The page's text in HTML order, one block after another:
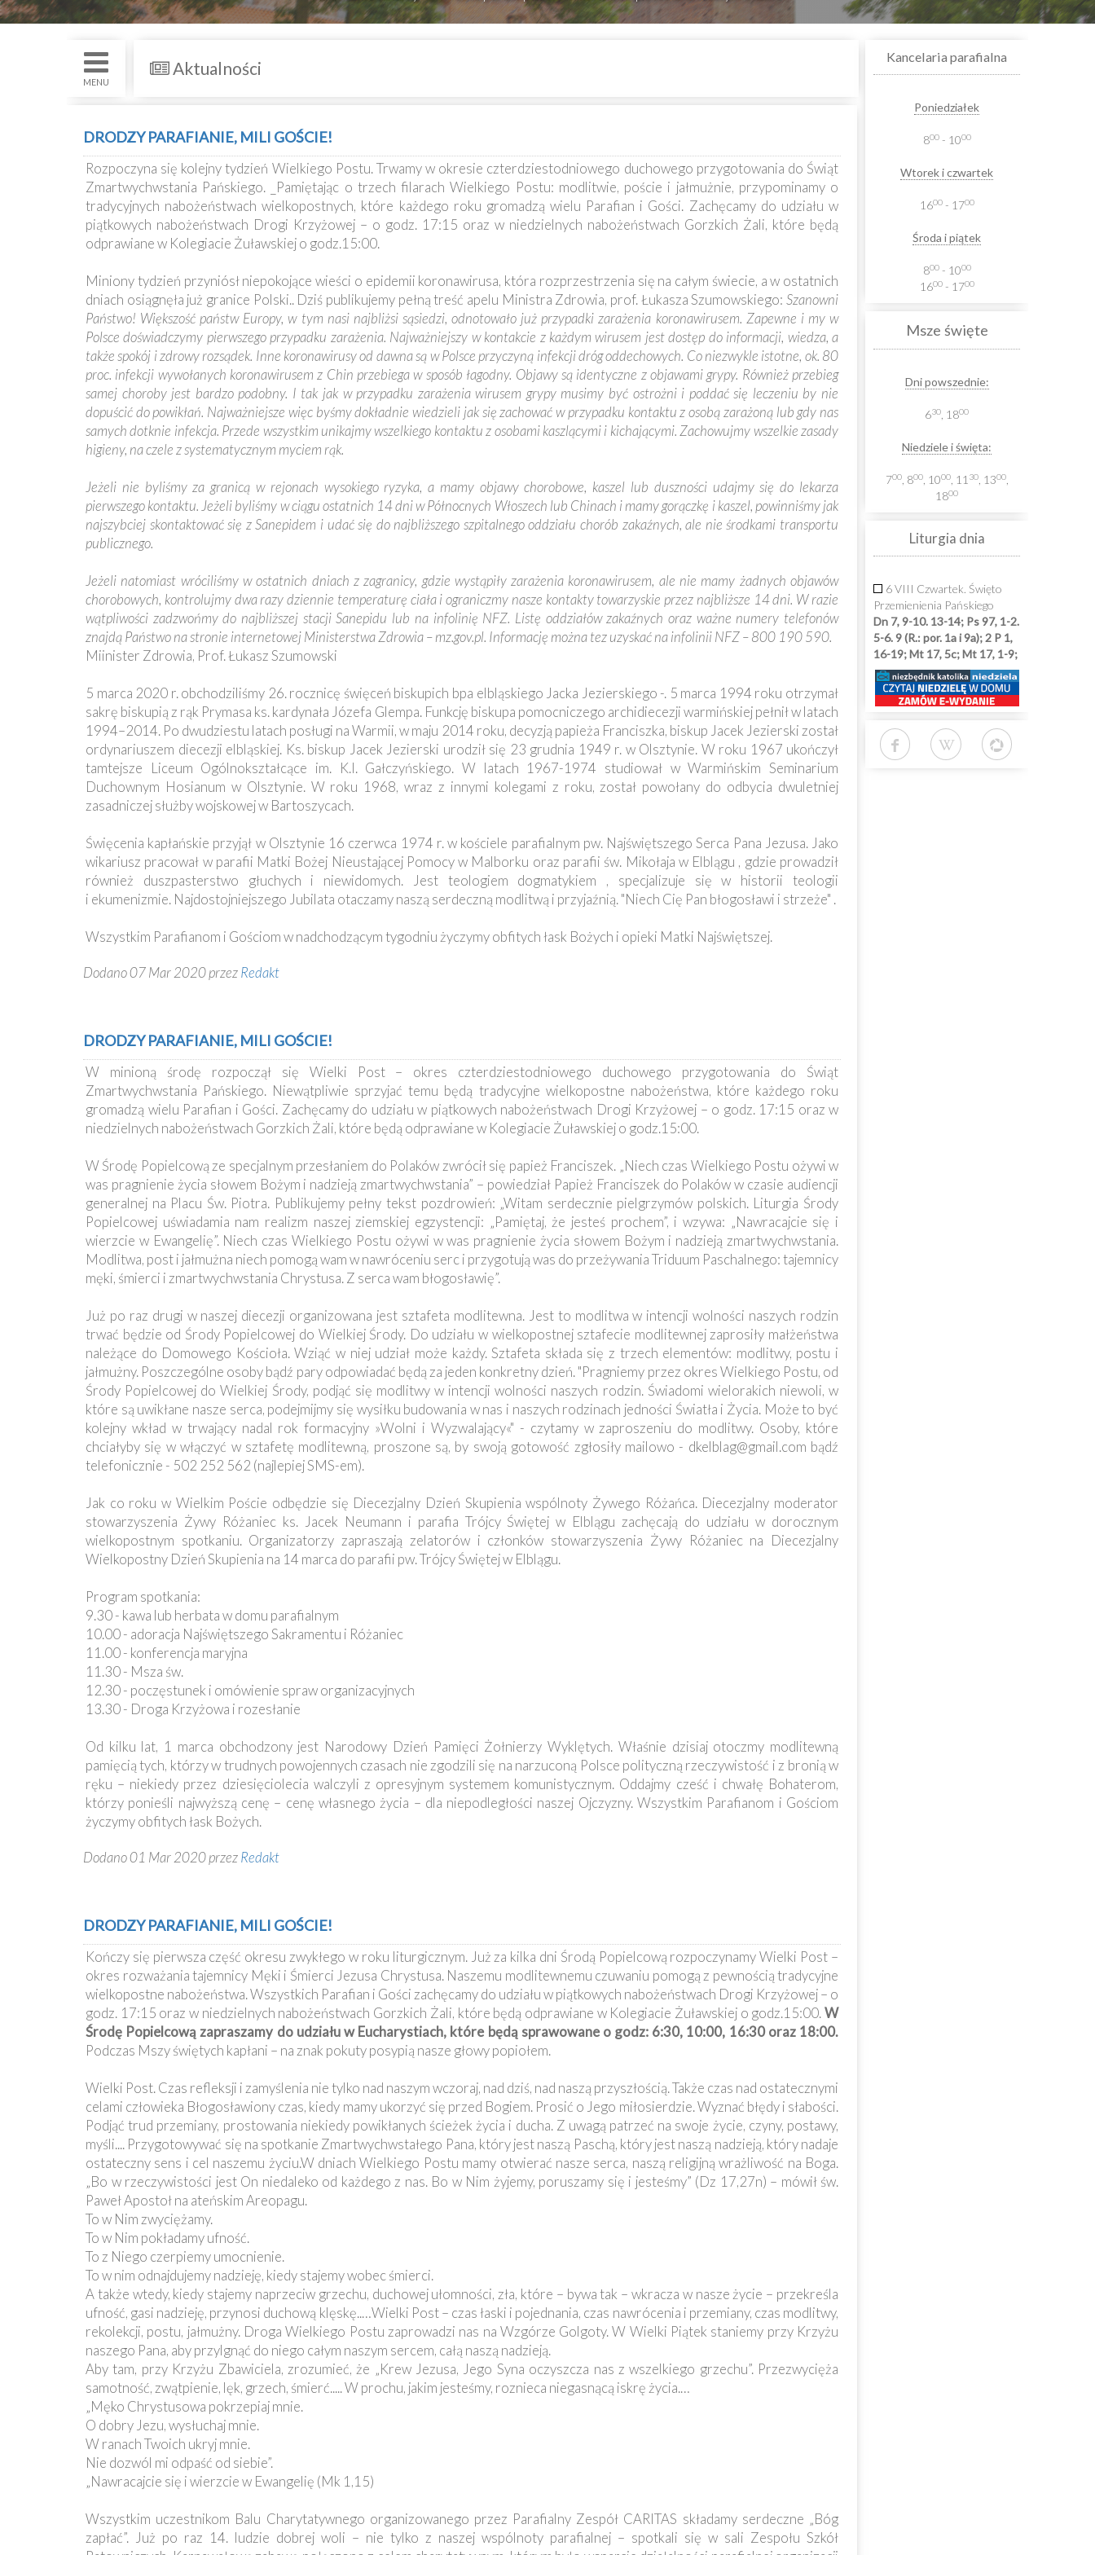
św.
i
Duszpasterze
Małoletnich
MENU
Aktualności
DRODZY PARAFIANIE, MILI GOŚCIE!
Rozpoczyna się kolejny tydzień Wielkiego Postu. Trwamy w okresie czterdziestodniowego duchowego przygotowania do Świąt
Zmartwychwstania Pańskiego. _Pamiętając o trzech filarach Wielkiego Postu: modlitwie, poście i jałmużnie, przypominamy o
tradycyjnych nabożeństwach wielkopostnych, które każdego roku gromadzą wielu Parafian i Gości. Zachęcamy do udziału w
piątkowych nabożeństwach Drogi Krzyżowej – o godz. 17:15 oraz w niedzielnych nabożeństwach Gorzkich Żali, które będą
odprawiane w Kolegiacie Żuławskiej o godz.15:00.
Miniony tydzień przyniósł niepokojące wieści o epidemii koronawirusa, która rozprzestrzenia się na całym świecie, a w ostatnich
dniach osiągnęła już granice Polski.. Dziś publikujemy pełną treść apelu Ministra Zdrowia, prof. Łukasza Szumowskiego: Szanowni
Państwo! Większość państw Europy, w tym nasi najbliżsi sąsiedzi, odnotowało już przypadki zarażenia koronawirusem. Zapewne i my w
Polsce doświadczymy pierwszego przypadku zarażenia. Najważniejszy w kontakcie z każdym wirusem jest dostęp do informacji, wiedza, a
także spokój i zdrowy rozsądek. Inne koronawirusy od dawna są w Polsce przyczyną infekcji dróg oddechowych. Co niezwykle istotne, ok. 80
proc. infekcji wywołanych koronawirusem z Chin przebiega w sposób łagodny. Objawy są identyczne z objawami grypy. Również przebieg
samej choroby jest bardzo podobny. I tak jak w przypadku zarażenia wirusem grypy musimy być ostrożni i poddać się leczeniu by nie
dopuścić do powikłań. Najważniejsze więc byśmy dokładnie wiedzieli jak się zachować w przypadku kontaktu z osobą zarażoną lub gdy nas
samych dotknie infekcja. Przede wszystkim unikajmy wszelkiego kontaktu z osobami kaszlącymi i kichającymi. Zachowujmy wszelkie zasady
higieny, na czele z systematycznym myciem rąk.
Jeżeli nie byliśmy za granicą w rejonach wysokiego ryzyka, a mamy objawy chorobowe, kaszel lub duszności udajmy się do lekarza
pierwszego kontaktu. Jeżeli byliśmy w ciągu ostatnich 14 dni w Północnych Włoszech lub Chinach i mamy gorączkę i kaszel, powinniśmy jak
najszybciej skontaktować się z Sanepidem i udać się do najbliższego szpitalnego oddziału chorób zakaźnych, ale nie środkami transportu
publicznego.
Jeżeli natomiast wróciliśmy w ostatnich dniach z zagranicy, gdzie wystąpiły zarażenia koronawirusem, ale nie mamy żadnych objawów
chorobowych, kontrolujmy dwa razy dziennie temperaturę ciała i ograniczmy nasze kontakty towarzyskie przez najbliższe 14 dni. W razie
wątpliwości zadzwońmy do najbliższej stacji Sanepidu lub na infolinię NFZ. Listę oddziałów zakaźnych oraz ważne numery telefonów
znajdą Państwo na stronie internetowej Ministerstwa Zdrowia – mz.gov.pl. Informację można tez uzyskać na infolinii NFZ – 800 190 590.
Miinister Zdrowia, Prof. Łukasz Szumowski
5 marca 2020 r. obchodziliśmy 26. rocznicę święceń biskupich bpa elbląskiego Jacka Jezierskiego -. 5 marca 1994 roku otrzymał
sakrę biskupią z rąk Prymasa ks. kardynała Józefa Glempa. Funkcję biskupa pomocniczego archidiecezji warmińskiej pełnił w latach
1994–2014. Po dwudziestu latach posługi na Warmii, w maju 2014 roku, decyzją papieża Franciszka, biskup Jacek Jezierski został
ordynariuszem diecezji elbląskiej. Ks. biskup Jacek Jezierski urodził się 23 grudnia 1949 r. w Olsztynie. W roku 1967 ukończył
tamtejsze Liceum Ogólnokształcące im. K.I. Gałczyńskiego. W latach 1967-1974 studiował w Warmińskim Seminarium
Duchownym Hosianum w Olsztynie. W roku 1968, wraz z innymi kolegami z roku, został powołany do odbycia dwuletniej
zasadniczej służby wojskowej w Bartoszycach.
Święcenia kapłańskie przyjął w Olsztynie 16 czerwca 1974 r. w kościele parafialnym pw. Najświętszego Serca Pana Jezusa. Jako
wikariusz pracował w parafii Matki Bożej Nieustającej Pomocy w Malborku oraz parafii św. Mikołaja w Elblągu , gdzie prowadził
również duszpasterstwo głuchych i niewidomych. Jest teologiem dogmatykiem , specjalizuje się w historii teologii
i ekumenizmie. Najdostojniejszego Jubilata otaczamy naszą serdeczną modlitwą i przyjaźnią. "Niech Cię Pan błogosławi i strzeże" .
Wszystkim Parafianom i Gościom w nadchodzącym tygodniu życzymy obfitych łask Bożych i opieki Matki Najświętszej.
Dodano 07 Mar 2020 przezRedakt
DRODZY PARAFIANIE, MILI GOŚCIE!
W minioną środę rozpoczął się Wielki Post – okres czterdziestodniowego duchowego przygotowania do Świąt
Zmartwychwstania Pańskiego. Niewątpliwie sprzyjać temu będą tradycyjne wielkopostne nabożeństwa, które każdego roku
gromadzą wielu Parafian i Gości. Zachęcamy do udziału w piątkowych nabożeństwach Drogi Krzyżowej – o godz. 17:15 oraz w
niedzielnych nabożeństwach Gorzkich Żali, które będą odprawiane w Kolegiacie Żuławskiej o godz.15:00.
W Środę Popielcową ze specjalnym przesłaniem do Polaków zwrócił się papież Franciszek. „Niech czas Wielkiego Postu ożywi w
was pragnienie życia słowem Bożym i nadzieją zmartwychwstania” – powiedział Papież Franciszek do Polaków w czasie audiencji
generalnej na Placu Św. Piotra. Publikujemy pełny tekst pozdrowień: „Witam serdecznie pielgrzymów polskich. Liturgia Środy
Popielcowej uświadamia nam realizm naszej ziemskiej egzystencji: „Pamiętaj, że jesteś prochem”, i wzywa: „Nawracajcie się i
wierzcie w Ewangelię”. Niech czas Wielkiego Postu ożywi w was pragnienie życia słowem Bożym i nadzieją zmartwychwstania.
Modlitwa, post i jałmużna niech pomogą wam w nawróceniu serc i przygotują was do przeżywania Triduum Paschalnego: tajemnicy
męki, śmierci i zmartwychwstania Chrystusa. Z serca wam błogosławię”.
Już po raz drugi w naszej diecezji organizowana jest sztafeta modlitewna. Jest to modlitwa w intencji wolności naszych rodzin
trwać będzie od Środy Popielcowej do Wielkiej Środy. Do udziału w wielkopostnej sztafecie modlitewnej zaprosiły małżeństwa
należące do Domowego Kościoła. Wziąć w niej udział może każdy. Sztafeta składa się z trzech elementów: modlitwy, postu i
jałmużny. Poszczególne osoby bądź pary odpowiadać będą za jeden konkretny dzień. "Pragniemy przez okres Wielkiego Postu, od
Środy Popielcowej do Wielkiej Środy, podjąć się modlitwy w intencji wolności naszych rodzin. Świadomi wielorakich niewoli, w
które są uwikłane nasze serca, podejmijmy się wysiłku budowania w nas i naszych rodzinach jedności Światła i Życia. Może to być
kolejny wkład w trwający nadal rok formacyjny »Wolni i Wyzwalający«" - czytamy w zaproszeniu do modlitwy. Osoby, które
chciałyby się w włączyć w sztafetę modlitewną, proszone są, by swoją gotowość zgłosiły mailowo - dkelblag@gmail.com bądź
telefonicznie - 502 252 562 (najlepiej SMS-em).
Jak co roku w Wielkim Poście odbędzie się Diecezjalny Dzień Skupienia wspólnoty Żywego Różańca. Diecezjalny moderator
stowarzyszenia Żywy Różaniec ks. Jacek Neumann i parafia Trójcy Świętej w Elblągu zachęcają do udziału w dorocznym
wielkopostnym spotkaniu. Organizatorzy zapraszają zelatorów i członków stowarzyszenia Żywy Różaniec na Diecezjalny
Wielkopostny Dzień Skupienia na 14 marca do parafii pw. Trójcy Świętej w Elblągu.
Program spotkania:
9.30 - kawa lub herbata w domu parafialnym
10.00 - adoracja Najświętszego Sakramentu i Różaniec
11.00 - konferencja maryjna
11.30 - Msza św.
12.30 - poczęstunek i omówienie spraw organizacyjnych
13.30 - Droga Krzyżowa i rozesłanie
Od kilku lat, 1 marca obchodzony jest Narodowy Dzień Pamięci Żołnierzy Wyklętych. Właśnie dzisiaj otoczmy modlitewną
pamięcią tych, którzy w trudnych powojennych czasach nie zgodzili się na narzuconą Polsce polityczną rzeczywistość i z bronią w
ręku – niekiedy przez dziesięciolecia walczyli z opresyjnym systemem komunistycznym. Oddajmy cześć i chwałę Bohaterom,
którzy ponieśli najwyższą cenę – cenę własnego życia – dla niepodległości naszej Ojczyzny. Wszystkim Parafianom i Gościom
życzymy obfitych łask Bożych.
Dodano 01 Mar 2020 przezRedakt
DRODZY PARAFIANIE, MILI GOŚCIE!
Kończy się pierwsza część okresu zwykłego w roku liturgicznym. Już za kilka dni Środą Popielcową rozpoczynamy Wielki Post –
okres rozważania tajemnicy Męki i Śmierci Jezusa Chrystusa. Naszemu modlitewnemu czuwaniu pomogą z pewnością tradycyjne
wielkopostne nabożeństwa. Wszystkich Parafian i Gości zachęcamy do udziału w piątkowych nabożeństwach Drogi Krzyżowej – o
godz. 17:15 oraz w niedzielnych nabożeństwach Gorzkich Żali, które będą odprawiane w Kolegiacie Żuławskiej o godz.15:00.W
Środę Popielcową zapraszamy do udziału w Eucharystiach, które będą sprawowane o godz: 6:30, 10:00, 16:30 oraz 18:00.
Podczas Mszy świętych kapłani – na znak pokuty posypią nasze głowy popiołem.
Wielki Post. Czas refleksji i zamyślenia nie tylko nad naszym wczoraj, nad dziś, nad naszą przyszłością. Także czas nad ostatecznymi
celami człowieka Błogosławiony czas, kiedy mamy ukorzyć się przed Bogiem. Prosić o Jego miłosierdzie. Wyznać błędy i słabości.
Podjąć trud przemiany, prostowania niekiedy powikłanych ścieżek życia i ducha. Z uwagą patrzeć na swoje życie, czyny, postawy,
myśli.... Przygotowywać się na spotkanie Zmartwychwstałego Pana, który jest naszą Paschą, który jest naszą nadzieją, który nadaje
ostateczny sens i cel naszemu życiu.W dniach Wielkiego Postu mamy otwierać nasze serca, naszą religijną wrażliwość na Boga.
„Bo w rzeczywistości jest On niedaleko od każdego z nas. Bo w Nim żyjemy, poruszamy się i jesteśmy” (Dz 17,27n) – mówił św.
Paweł Apostoł na ateńskim Areopagu.
To w Nim zwyciężamy.
To w Nim pokładamy ufność.
To z Niego czerpiemy umocnienie.
To w nim odnajdujemy nadzieję, kiedy stajemy wobec śmierci.
A także wtedy, kiedy stajemy naprzeciw grzechu, duchowej ułomności, zła, które – bywa tak – wkracza w nasze życie – przekreśla
ufność, gasi nadzieję, przynosi duchową klęskę..…Wielki Post – czas łaski i pojednania, czas nawrócenia i przemiany, czas modlitwy,
rekolekcji, postu, jałmużny. Droga Wielkiego Postu zaprowadzi nas na Wzgórze Golgoty. W Wielki Piątek staniemy przy Krzyżu
naszego Pana, aby przylgnąć do niego całym naszym sercem, całą naszą nadzieją.
Aby tam, przy Krzyżu Zbawiciela, zrozumieć, że „Krew Jezusa, Jego Syna oczyszcza nas z wszelkiego grzechu”. Przezwycięża
samotność, zwątpienie, lęk, grzech, śmierć..... W prochu, jakim jesteśmy, roznieca niegasnącą iskrę życia.…
„Męko Chrystusowa pokrzepiaj mnie.
O dobry Jezu, wysłuchaj mnie.
W ranach Twoich ukryj mnie.
Nie dozwól mi odpaść od siebie”.
„Nawracajcie się i wierzcie w Ewangelię (Mk 1,15)
Wszystkim uczestnikom Balu Charytatywnego organizowanego przez Parafialny Zespół CARITAS składamy serdeczne „Bóg
zapłać”. Już po raz 14. ludzie dobrej woli – nie tylko z naszej wspólnoty parafialnej – spotkali się w sali Zespołu Szkół
Kancelaria parafialna
Poniedziałek
800- 1000
Wtorek i czwartek
1600- 1700
Środa i piątek
800- 1000
1600- 1700
Msze święte
Dni powszednie:
630 , 1800
Niedziele i święta:
700, 800, 1000, 11 30, 1300,
1800
Liturgia dnia
6 VIII Czwartek. Święto
Przemienienia Pańskiego
Dn 7, 9-10. 13-14; Ps 97, 1-2.
5-6. 9 (R.: por. 1a i 9a); 2 P 1,
16-19; Mt 17, 5c; Mt 17, 1-9;